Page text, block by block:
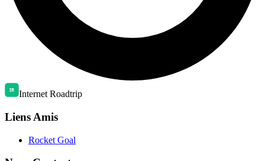
Internet Roadtrip
Liens Amis
Rocket Goal